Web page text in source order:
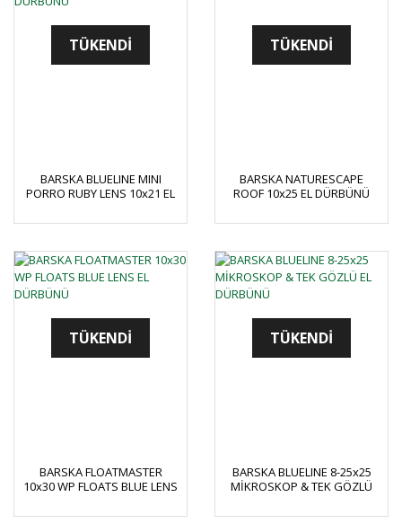
TÜKENDİ
BARSKA BLUELINE MINI
PORRO RUBY LENS 10x21 EL
TÜKENDİ
BARSKA NATURESCAPE
ROOF 10x25 EL DÜRBÜNÜ
TÜKENDİ
BARSKA FLOATMASTER
10x30 WP FLOATS BLUE LENS
TÜKENDİ
BARSKA BLUELINE 8-25x25
MİKROSKOP & TEK GÖZLÜ